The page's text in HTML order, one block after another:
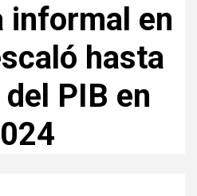
informal en
hasta
PIB en